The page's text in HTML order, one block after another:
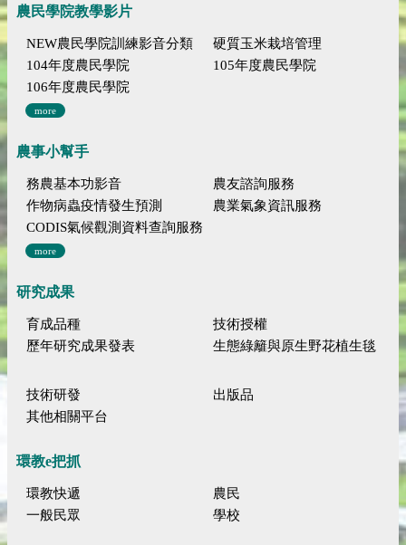
農民學院教學影片
NEW農民學院訓練影音分類
硬質玉米栽培管理
104年度農民學院
105年度農民學院
106年度農民學院
more
農事小幫手
務農基本功影音
農友諮詢服務
作物病蟲疫情發生預測
農業氣象資訊服務
CODIS氣候觀測資料查詢服務
more
研究成果
育成品種
技術授權
歷年研究成果發表
生態綠籬與原生野花植生毯
技術研發
出版品
其他相關平台
環教e把抓
環教快遞
農民
一般民眾
學校